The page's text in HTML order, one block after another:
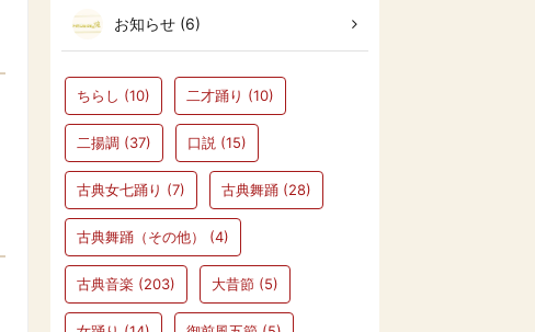
お知らせ (6)
ちらし (10) 二才踊り (10)
二揚調 (37) 口説 (15)
古典女七踊り (7) 古典舞踊 (28)
古典舞踊（その他） (4)
古典音楽 (203) 大昔節 (5)